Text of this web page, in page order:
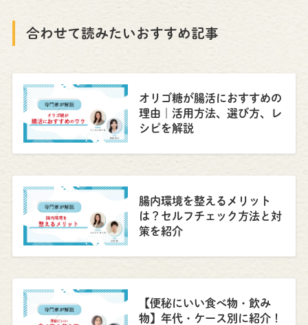
合わせて読みたいおすすめ記事
オリゴ糖が腸活におすすめの
理由｜活用方法、選び方、レ
シピを解説
腸内環境を整えるメリット
は？セルフチェック方法と対
策を紹介
【便秘にいい食べ物・飲み
物】年代・ケース別に紹介！